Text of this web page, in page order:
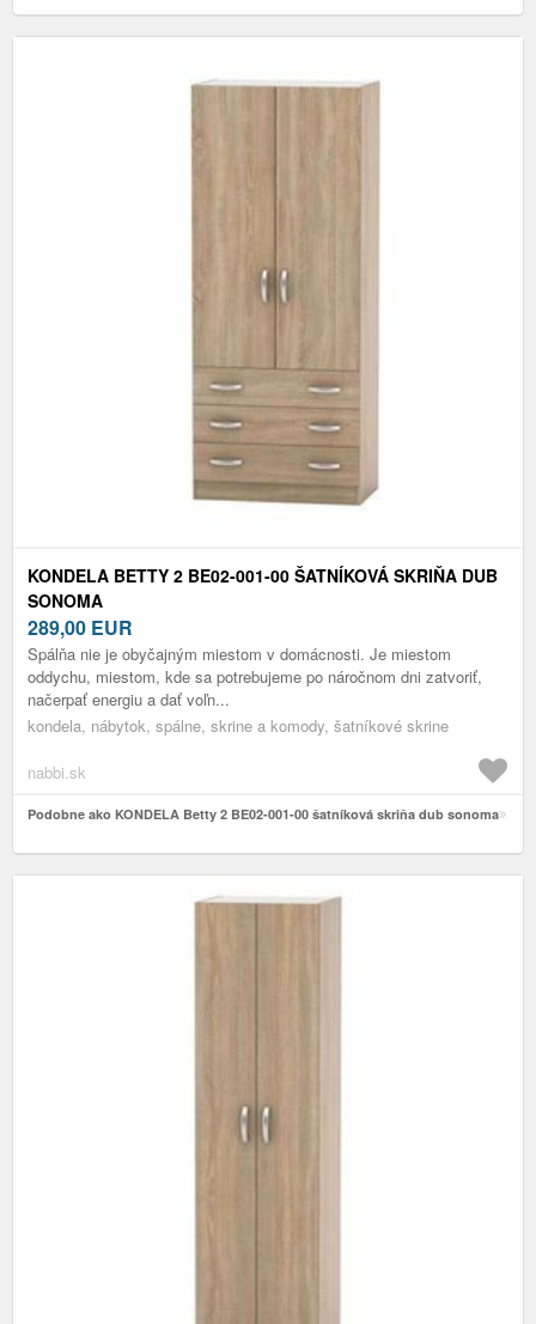
KONDELA BETTY 2 BE02-001-00 ŠATNÍKOVÁ SKRIŇA DUB
SONOMA
289,00 EUR
Spálňa nie je obyčajným miestom v domácnosti. Je miestom
oddychu, miestom, kde sa potrebujeme po náročnom dni zatvoriť,
načerpať energiu a dať voľn...
kondela, nábytok, spálne, skrine a komody, šatníkové skrine
nabbi.sk
Podobne ako KONDELA Betty 2 BE02-001-00 šatníková skriňa dub sonoma